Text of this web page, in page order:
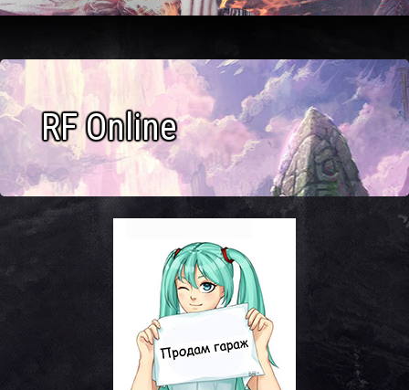
Рейтинг серверов RF
RF Online